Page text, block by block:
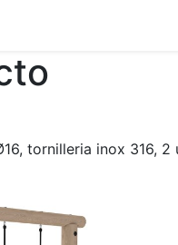
tornilleria inox 316, 2